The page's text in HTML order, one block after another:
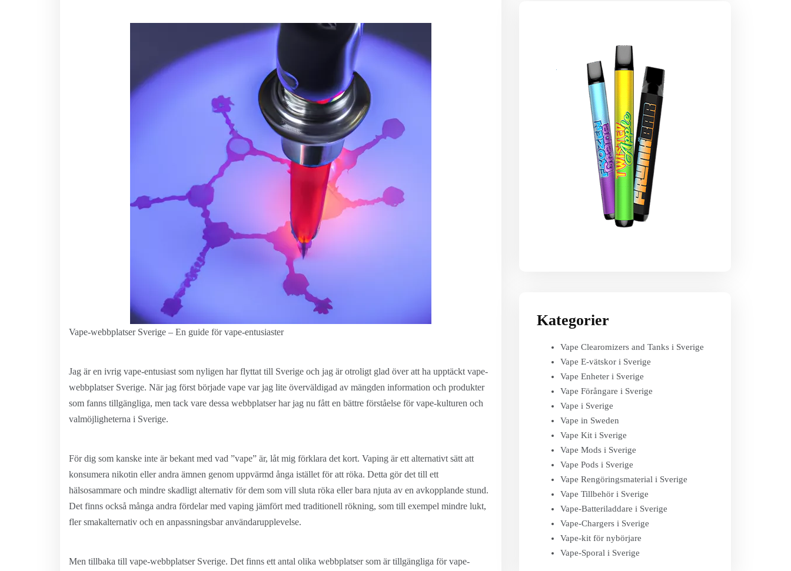
Vape-webbplatser Sverige – En guide för vape-entusiaster
Jag är en ivrig vape-entusiast som nyligen har flyttat till Sverige och jag är otroligt glad över att ha upptäckt vape-
webbplatser Sverige. När jag först började vape var jag lite överväldigad av mängden information och produkter
som fanns tillgängliga, men tack vare dessa webbplatser har jag nu fått en bättre förståelse för vape-kulturen och
valmöjligheterna i Sverige.
För dig som kanske inte är bekant med vad ”vape” är, låt mig förklara det kort. Vaping är ett alternativt sätt att
konsumera nikotin eller andra ämnen genom uppvärmd ånga istället för att röka. Detta gör det till ett
hälsosammare och mindre skadligt alternativ för dem som vill sluta röka eller bara njuta av en avkopplande stund.
Det finns också många andra fördelar med vaping jämfört med traditionell rökning, som till exempel mindre lukt,
fler smakalternativ och en anpassningsbar användarupplevelse.
Men tillbaka till vape-webbplatser Sverige. Det finns ett antal olika webbplatser som är tillgängliga för vape-
Kategorier
Vape Clearomizers and Tanks i Sverige
Vape E-vätskor i Sverige
Vape Enheter i Sverige
Vape Förångare i Sverige
Vape i Sverige
Vape in Sweden
Vape Kit i Sverige
Vape Mods i Sverige
Vape Pods i Sverige
Vape Rengöringsmaterial i Sverige
Vape Tillbehör i Sverige
Vape-Batteriladdare i Sverige
Vape-Chargers i Sverige
Vape-kit för nybörjare
Vape-Sporal i Sverige